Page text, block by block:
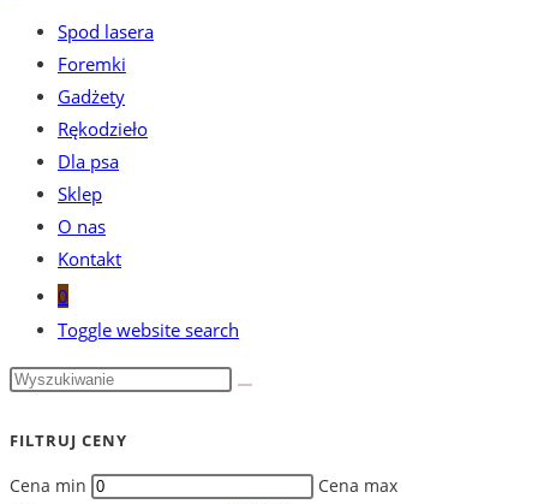
Spod lasera
Foremki
Gadżety
Rękodzieło
Dla psa
Sklep
O nas
Kontakt
0
Toggle website search
FILTRUJ CENY
Cena min Cena max